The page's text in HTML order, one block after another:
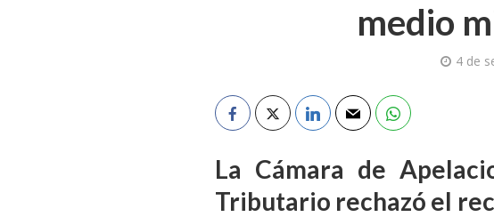
medio
4 de
La Cámara de
Tributario rechazó el